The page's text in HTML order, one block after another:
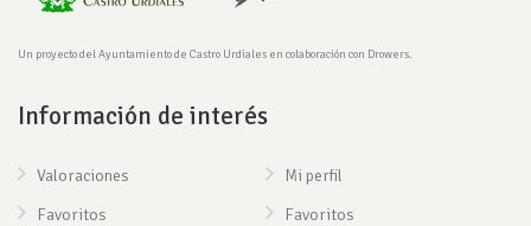
Un proyecto del Ayuntamiento de Castro Urdiales en colaboración con Drowers.
Información de interés
Valoraciones
Favoritos
Mi perfil
Favoritos